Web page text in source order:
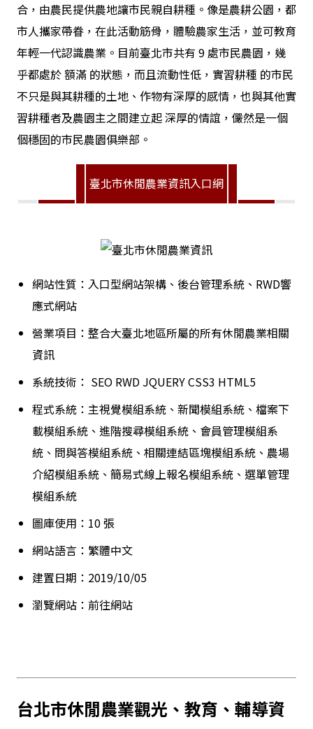
合，由農民提供農地讓市民親自耕種。 像是農耕公園，都
市人攜家帶眷，在此活動筋骨，體驗農家生活，並可教育
年輕一代認識農業。目前臺北市共有 9 處市民農園，幾
乎都處於 額滿 的狀態，而且流動性低，實習耕種 的市民
不只是與其耕種的土地、作物有深厚的感情，也與其他實
習耕種者及農園主之間建立起 深厚的情誼，儼然是一個
個穩固的市民農園俱樂部。
臺北市休閒農業資訊入口網
網站性質：入口型網站架構、後台管理系統、RWD響
應式網站
營業項目： 整合大臺北地區所屬的所有休閒農業相關
資訊
系統技術： SEO RWD JQUERYCSS3 HTML5
程式系統：主視覺模組系統、新聞模組系統、檔案下
載模組系統、進階搜尋模組系統、會員管理模組系
統、問與答模組系統、相關連結區塊模組系統、農場
介紹模組系統、簡易式線上報名模組系統、選單管理
模組系統
圖庫使用：10 張
網站語言：繁體中文
建置日期：2019/10/05
瀏覽網站： 前往網站
台北市休閒農業觀光 、 教育 、 輔導資